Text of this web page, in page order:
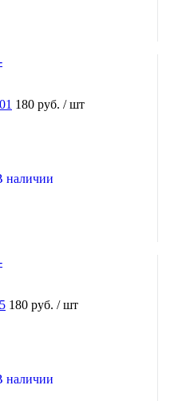
180 руб. / шт
наличии
180 руб. / шт
наличии